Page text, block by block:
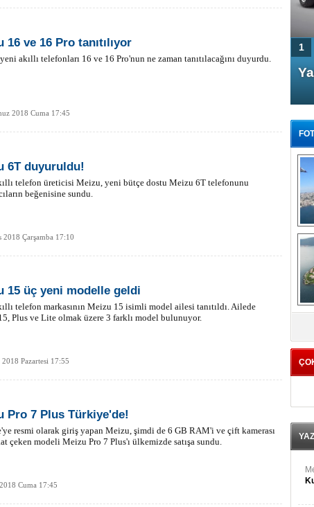
16 ve 16 Pro tanıtılıyor
akıllı telefonları 16 ve 16 Pro'nun ne zaman tanıtılacağını duyurdu.
2018 Cuma 17:45
6T duyuruldu!
telefon üreticisi Meizu, yeni bütçe dostu Meizu 6T telefonunu
beğenisine sundu.
2018 Çarşamba 17:10
15 üç yeni modelle geldi
telefon markasının Meizu 15 isimli model ailesi tanıtıldı. Ailede
Plus ve Lite olmak üzere 3 farklı model bulunuyor.
Pazartesi 17:55
Pro 7 Plus Türkiye'de!
resmi olarak giriş yapan Meizu, şimdi de 6 GB RAM'i ve çift kamerası
çeken modeli Meizu Pro 7 Plus'ı ülkemizde satışa sundu.
Cuma 17:45
1